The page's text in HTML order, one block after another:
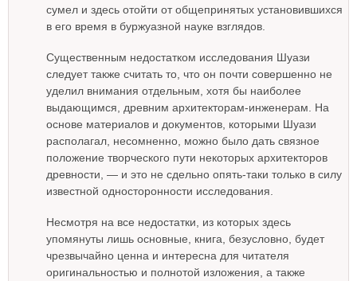
сумел и здесь отойти от общепринятых установившихся
в его время в буржуазной науке взглядов.
Существенным недостатком исследования Шуази
следует также считать то, что он почти совершенно не
уделил внимания отдельным, хотя бы наиболее
выдающимся, древним архитекторам-инженерам. На
основе материалов и документов, которыми Шуази
располагал, несомненно, можно было дать связное
положение творческого пути некоторых архитекторов
древности, — и это не сдельно опять-таки только в силу
известной односторонности исследования.
Несмотря на все недостатки, из которых здесь
упомянуты лишь основные, книга, безусловно, будет
чрезвычайно ценна и интересна для читателя
оригинальностью и полнотой изложения, а также